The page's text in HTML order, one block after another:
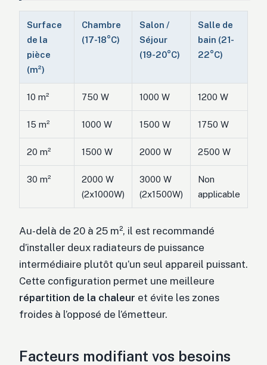
Surface
de la
pièce
(m²)
Chambre
(17-18°C)
Salon /
Séjour
(19-20°C)
Salle de
bain (21-
22°C)
10 m² 750 W 1000 W 1200 W
15 m² 1000 W 1500 W 1750 W
20 m² 1500 W 2000 W 2500 W
30 m²
2000 W
(2x1000W)
3000 W
(2x1500W)
Non
applicable
Au-delà de 20 à 25 m², il est recommandé
d’installer deux radiateurs de puissance
intermédiaire plutôt qu’un seul appareil puissant.
Cette configuration permet une meilleure
répartition de la chaleur et évite les zones
froides à l’opposé de l’émetteur.
Facteurs modifiant vos besoins